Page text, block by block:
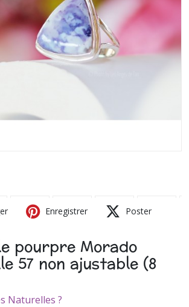
Enregistrer Poster
pourpre Morado
57 non ajustable (8
Naturelles ?